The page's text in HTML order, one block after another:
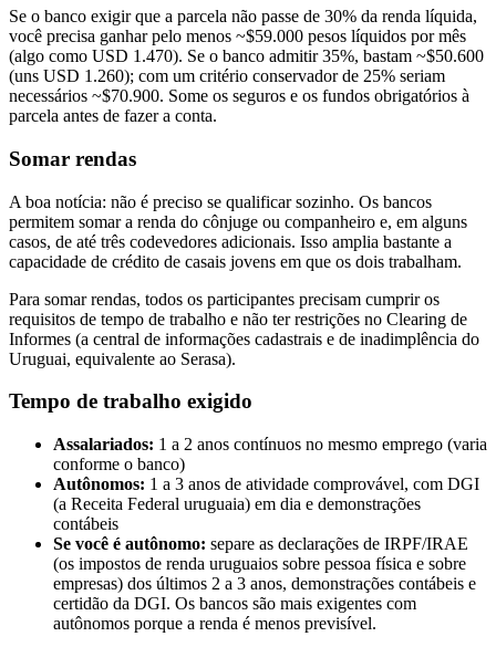
Se o banco exigir que a parcela não passe de 30% da renda líquida,
você precisa ganhar pelo menos ~$59.000 pesos líquidos por mês
(algo como USD 1.470). Se o banco admitir 35%, bastam ~$50.600
(uns USD 1.260); com um critério conservador de 25% seriam
necessários ~$70.900. Some os seguros e os fundos obrigatórios à
parcela antes de fazer a conta.
Somar rendas
A boa notícia: não é preciso se qualificar sozinho. Os bancos
permitem somar a renda do cônjuge ou companheiro e, em alguns
casos, de até três codevedores adicionais. Isso amplia bastante a
capacidade de crédito de casais jovens em que os dois trabalham.
Para somar rendas, todos os participantes precisam cumprir os
requisitos de tempo de trabalho e não ter restrições no Clearing de
Informes (a central de informações cadastrais e de inadimplência do
Uruguai, equivalente ao Serasa).
Tempo de trabalho exigido
Assalariados: 1 a 2 anos contínuos no mesmo emprego (varia
conforme o banco)
Autônomos: 1 a 3 anos de atividade comprovável, com DGI
(a Receita Federal uruguaia) em dia e demonstrações
contábeis
Se você é autônomo: separe as declarações de IRPF/IRAE
(os impostos de renda uruguaios sobre pessoa física e sobre
empresas) dos últimos 2 a 3 anos, demonstrações contábeis e
certidão da DGI. Os bancos são mais exigentes com
autônomos porque a renda é menos previsível.